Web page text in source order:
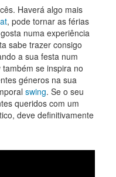
Haverá algo mais
, pode tornar as férias
numa experiência
sabe trazer consigo
a sua festa num
se inspira no
géneros na sua
swing. Se o seu
queridos com um
deve definitivamente